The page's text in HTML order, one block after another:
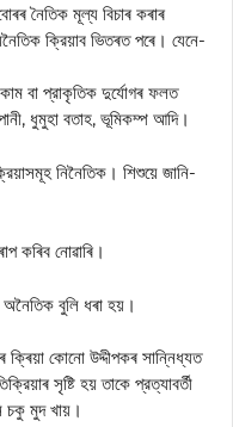
নৈতিক মূল্য বিচাৰ কৰাৰ
ক্রিয়াব ভিতৰত পৰে। যেনে-
কাম বা প্রাকৃতিক দুর্যোগৰ ফলত
ধুমুহা বতাহ, ভূমিকম্প আদি।
নিনৈতিক। শিশুয়ে জানি-
কৰিব নোৱাৰি।
অনৈতিক বুলি ধৰা হয়।
ক্ৰিয়া কোনো উদ্দীপকৰ সান্নিধ্যত
সৃষ্টি হয় তাকে প্রত্যাবর্তী
চকু মুদ খায়।